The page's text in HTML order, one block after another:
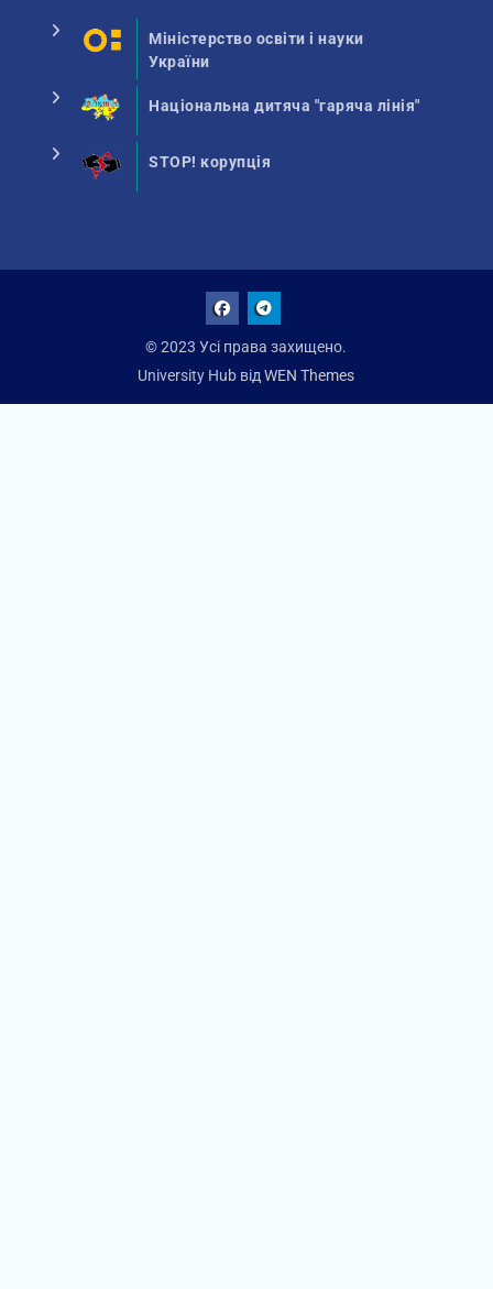
Міністерство освіти і науки
України
Національна дитяча "гаряча лінія"
STOP! корупція
© 2023 Усі права захищено.
University Hub відWEN Themes